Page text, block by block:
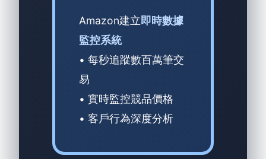
Amazon建立即時數據
監控系統
• 每秒追蹤數百萬筆交
易
• 實時監控競品價格
• 客戶行為深度分析